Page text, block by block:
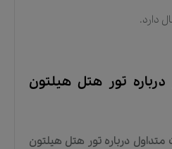
دارد.
تور هتل هیلتون
متداول دربارهتور هتل هیلتون